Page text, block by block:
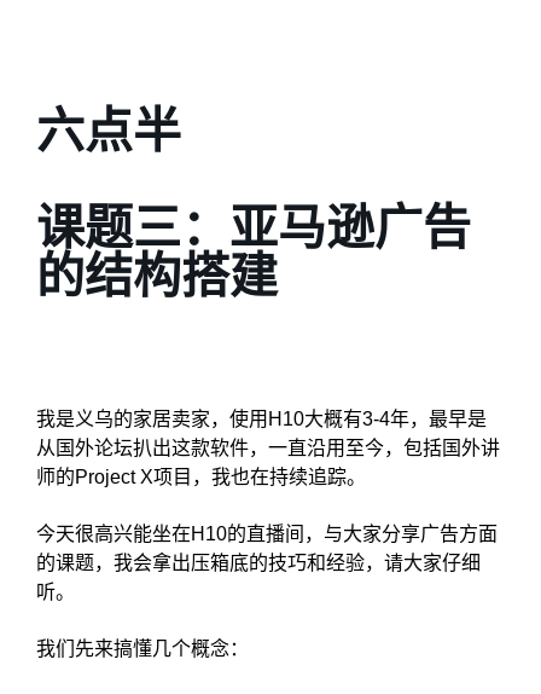
六点半
课题三：亚马逊广告
的结构搭建
我是义乌的家居卖家，使用H10大概有3-4年，最早是
从国外论坛扒出这款软件，一直沿用至今，包括国外讲
师的Project X项目，我也在持续追踪。
今天很高兴能坐在H10的直播间，与大家分享广告方面
的课题，我会拿出压箱底的技巧和经验，请大家仔细
听。
我们先来搞懂几个概念：